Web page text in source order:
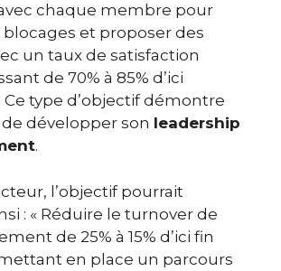
chaque membre pour
et proposer des
un taux de satisfaction
de 70% à 85% d’ici
Ce type d’objectif démontre
développer son leadership
.
l’objectif pourrait
: « Réduire le turnover de
de 25% à 15% d’ici fin
en place un parcours